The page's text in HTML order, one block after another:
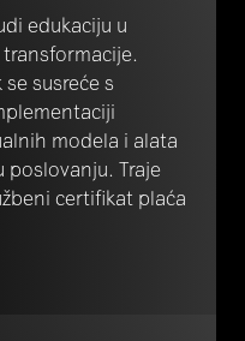
edukaciju u
susreće s
modela i alata
poslovanju. Traje
certifikat plaća